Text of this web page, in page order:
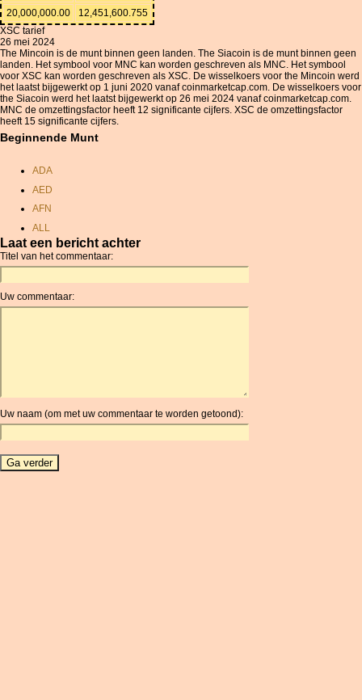
20,000,000.00
12,451,600.755
XSC tarief
26 mei 2024
The Mincoin is de munt binnen geen landen. The Siacoin is de munt binnen geen
landen. Het symbool voor MNC kan worden geschreven als MNC. Het symbool
voor XSC kan worden geschreven als XSC. De wisselkoers voor the Mincoin werd
het laatst bijgewerkt op 1 juni 2020 vanaf coinmarketcap.com. De wisselkoers voor
the Siacoin werd het laatst bijgewerkt op 26 mei 2024 vanaf coinmarketcap.com.
MNC de omzettingsfactor heeft 12 significante cijfers. XSC de omzettingsfactor
heeft 15 significante cijfers.
Beginnende Munt
ADA
AED
AFN
ALL
AMD
ANC
ANG
AOA
AUR
AWG
BAM
Laat een bericht achter
Titel van het commentaar:
Uw commentaar:
Uw naam (om met uw commentaar te worden getoond):